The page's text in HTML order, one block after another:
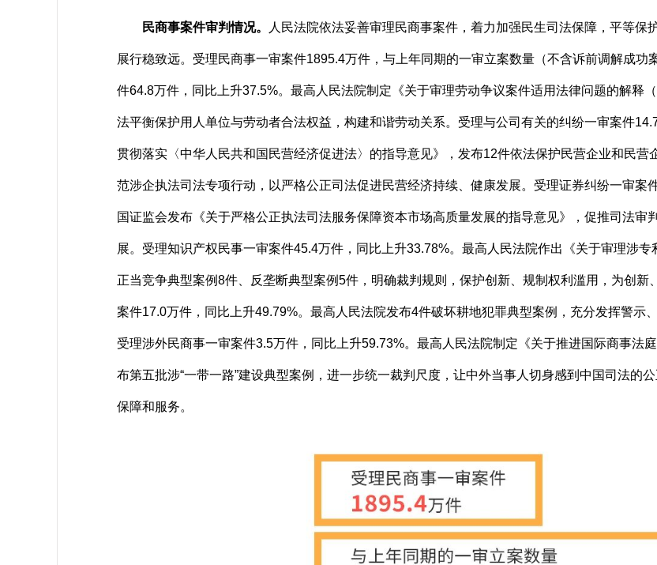
民商事案件审判情况。 人民法院依法妥善审理民商事案件，着力加强民生司法保障，平等
展行稳致远。受理民商事一审案件1895.4万件，与上年同期的一审立案数量（不含诉前调解成
件64.8万件，同比上升37.5%。最高人民法院制定《关于审理劳动争议案件适用法律问题的解释
法平衡保护用人单位与劳动者合法权益，构建和谐劳动关系。受理与公司有关的纠纷一审案件
贯彻落实〈中华人民共和国民营经济促进法〉的指导意见》，发布12件依法保护民营企业和民
范涉企执法司法专项行动，以严格公正司法促进民营经济持续、健康发展。受理证券纠纷一审案
国证监会发布《关于严格公正执法司法服务保障资本市场高质量发展的指导意见》，促推司法
展。受理知识产权民事一审案件45.4万件，同比上升33.78%。最高人民法院作出《关于审理涉
正当竞争典型案例8件、反垄断典型案例5件，明确裁判规则，保护创新、规制权利滥用，为创
案件17.0万件，同比上升49.79%。最高人民法院发布4件破坏耕地犯罪典型案例，充分发挥警示
受理涉外民商事一审案件3.5万件，同比上升59.73%。最高人民法院制定《关于推进国际商事法
布第五批涉“一带一路”建设典型案例，进一步统一裁判尺度，让中外当事人切身感到中国司法的
保障和服务。